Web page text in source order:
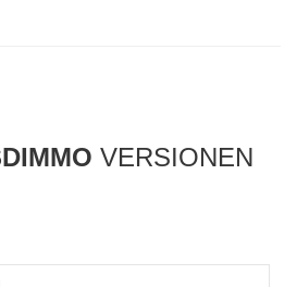
VERSIONEN